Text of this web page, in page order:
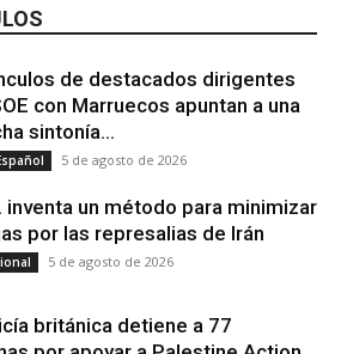
de destacados dirigentes
con Marruecos apuntan a una
sintonía...
5 de agosto de 2026
inventa un método para minimizar
por las represalias de Irán
5 de agosto de 2026
británica detiene a 77